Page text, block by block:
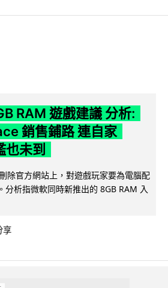
RAM 遊戲建議 分析:
銷售鋪路 連自家
未到
除官方網站上，對遊戲玩家要為電腦配
分析指微軟同時新推出的 8GB RAM 入
享